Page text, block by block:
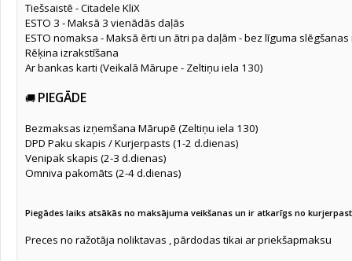
Cauruļu griezēji(31)
Šķēres(51)
Skrāpji(35)
Āmuri(151)
Vīles(50)
Naži un nažu asmeņi(136)
Cirtņi/Kalti/Dorņi(78)
Zāģi(106)
Piesūcekņi(7)
Tiešsaistē - Citadele KliX
ESTO 3 - Maksā 3 vienādās daļās
ESTO nomaksa - Maksā ērti un ātri pa daļām - bez līguma slēgšanas
Rēķina izrakstīšana
Ar bankas karti (Veikalā Mārupe - Zeltiņu iela 130)
🚚 PIEGĀDE
Bezmaksas izņemšana Mārupē (Zeltiņu iela 130)
DPD Paku skapis / Kurjerpasts (1-2 d.dienas)
Venipak skapis (2-3 d.dienas)
Omniva pakomāts (2-4 d.dienas)
Piegādes laiks atsākās no maksājuma veikšanas un ir atkarīgs no
Preces no ražotāja noliktavas , pārdodas tikai ar priekšapmaksu